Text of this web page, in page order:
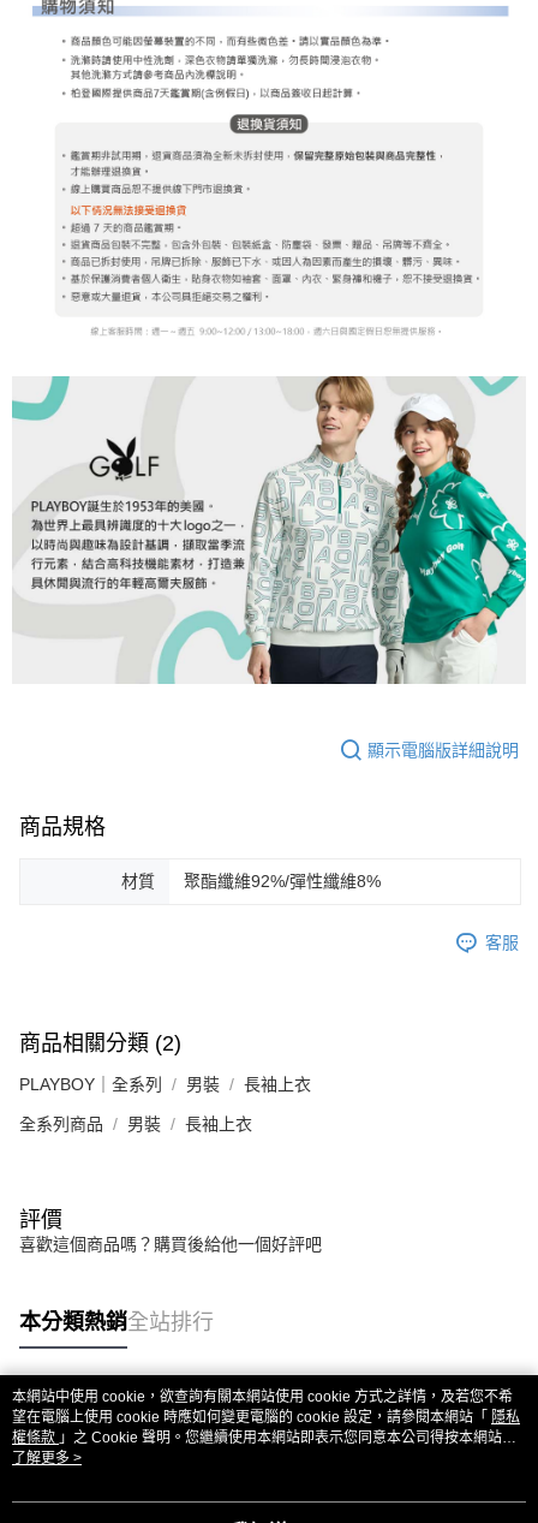
顯示電腦版詳細說明
商品規格
材質 聚酯纖維92%/彈性纖維8%
客服
商品相關分類 (2)
PLAYBOY｜全系列 男裝 長袖上衣
全系列商品 男裝 長袖上衣
評價
喜歡這個商品嗎？購買後給他一個好評吧
本分類熱銷全站排行
熱門標籤
本網站中使用 cookie，欲查詢有關本網站使用 cookie 方式之詳情，及若您不希
望在電腦上使用 cookie 時應如何變更電腦的 cookie 設定，請參閱本網站「 隱私
權條款 」之 Cookie 聲明。您繼續使用本網站即表示您同意本公司得按本網站使
用條款之 Cookie 聲明使用 cookie。
了解更多 >